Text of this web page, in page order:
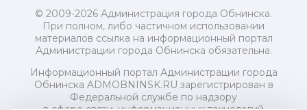
© 2009-2026 Администрация города Обнинска.
При полном, либо частичном использовании
материалов ссылка на информационный портал
Администрации города Обнинска обязательна.
Информационный портал Администрации города
Обнинска ADMOBNINSK.RU зарегистрирован в
Федеральной службе по надзору